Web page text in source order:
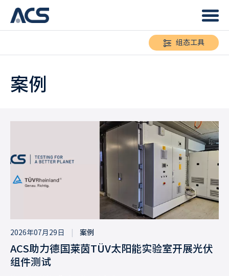
组态工具
案例
2026年07月29日 案例
ACS助力德国莱茵TÜV太阳能实验室开展光伏
组件测试